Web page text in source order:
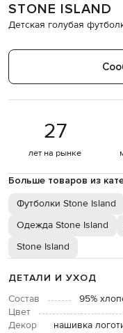
STONE ISLAND
Детская голубая
27
лет на рынке
Больше товаров из
Футболки Stone Island
Одежда Stone Island
Stone Island
ДЕТАЛИ И УХОД
Состав
95%
Цвет
Декор
нашивка